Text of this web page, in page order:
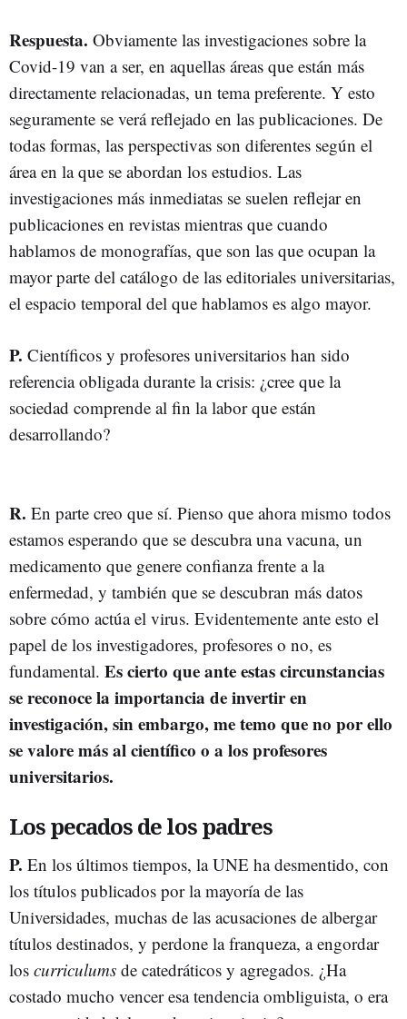
Respuesta. Obviamente las investigaciones sobre la
Covid-19 van a ser, en aquellas áreas que están más
directamente relacionadas, un tema preferente. Y esto
seguramente se verá reflejado en las publicaciones. De
todas formas, las perspectivas son diferentes según el
área en la que se abordan los estudios. Las
investigaciones más inmediatas se suelen reflejar en
publicaciones en revistas mientras que cuando
hablamos de monografías, que son las que ocupan la
mayor parte del catálogo de las editoriales universitarias,
el espacio temporal del que hablamos es algo mayor.
P. Científicos y profesores universitarios han sido
referencia obligada durante la crisis: ¿cree que la
sociedad comprende al fin la labor que están
desarrollando?
R. En parte creo que sí. Pienso que ahora mismo todos
estamos esperando que se descubra una vacuna, un
medicamento que genere confianza frente a la
enfermedad, y también que se descubran más datos
sobre cómo actúa el virus. Evidentemente ante esto el
papel de los investigadores, profesores o no, es
fundamental. Es cierto que ante estas circunstancias
se reconoce la importancia de invertir en
investigación, sin embargo, me temo que no por ello
se valore más al científico o a los profesores
universitarios.
Los pecados de los padres
P. En los últimos tiempos, la UNE ha desmentido, con
los títulos publicados por la mayoría de las
Universidades, muchas de las acusaciones de albergar
títulos destinados, y perdone la franqueza, a engordar
los curriculums de catedráticos y agregados. ¿Ha
costado mucho vencer esa tendencia ombliguista, o era